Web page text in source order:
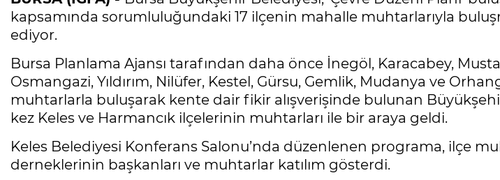
kapsamında sorumluluğundaki 17 ilçenin mahalle muhtarlarıyla
ediyor.
Bursa Planlama Ajansı tarafından daha önce İnegöl, Karacabey,
Osmangazi, Yıldırım, Nilüfer, Kestel, Gürsu, Gemlik, Mudanya ve
muhtarlarla buluşarak kente dair fikir alışverişinde bulunan
kez Keles ve Harmancık ilçelerinin muhtarları ile bir araya geldi.
Keles Belediyesi Konferans Salonu’nda düzenlenen programa, ilçe
derneklerinin başkanları ve muhtarlar katılım gösterdi.